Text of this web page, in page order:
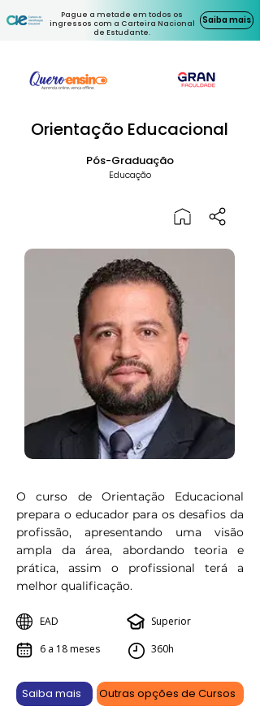
Pague a metade em todos os
ingressos com a Carteira Nacional
de Estudante.
Saiba mais
Orientação Educacional
Pós-Graduação
Educação
O curso de Orientação Educacional
prepara o educador para os desafios da
profissão, apresentando uma visão
ampla da área, abordando teoria e
prática, assim o profissional terá a
melhor qualificação.
EAD
6 a 18 meses
Superior
360h
Saiba mais Outras opções de Cursos